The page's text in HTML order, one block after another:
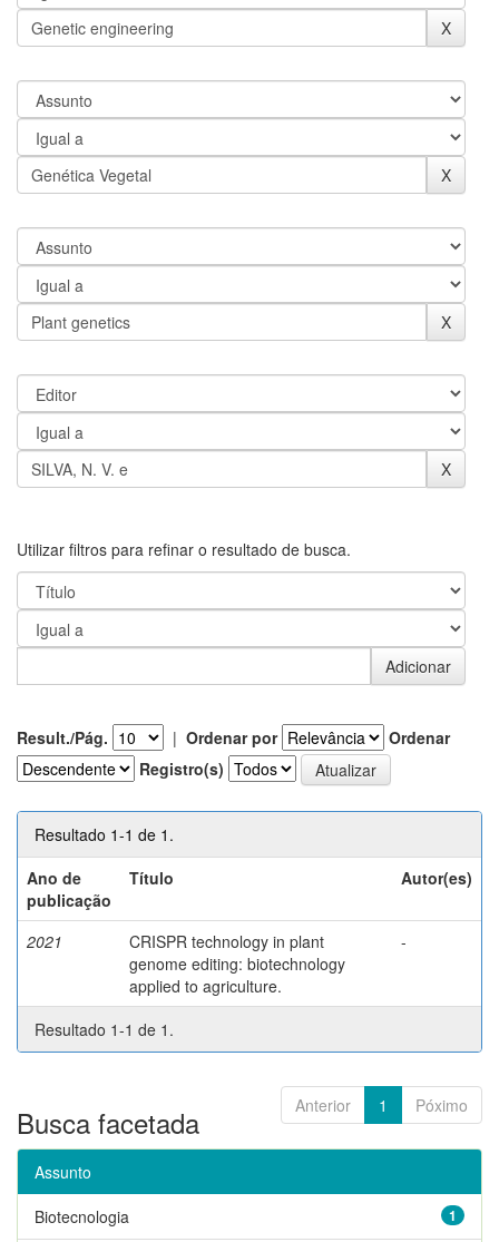
Utilizar filtros para refinar o resultado de busca.
Result./Pág. | Ordenar por
Ordenar
Registro(s)
Resultado 1-1 de 1.
Ano de
publicação
Título Autor(es)
2021
CRISPR technology in plant
genome editing: biotechnology
applied to agriculture.
-
Resultado 1-1 de 1.
Anterior 1 Póximo
Busca facetada
Assunto
1
Biotecnologia